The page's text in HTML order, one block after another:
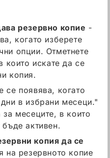
резервно копие -
когато изберете
опции. Отметнете
които искате да се
копия.
се появява, когато
в избрани месеци."
за месеците, в които
бъде активен.
копия да се
на резервното копие